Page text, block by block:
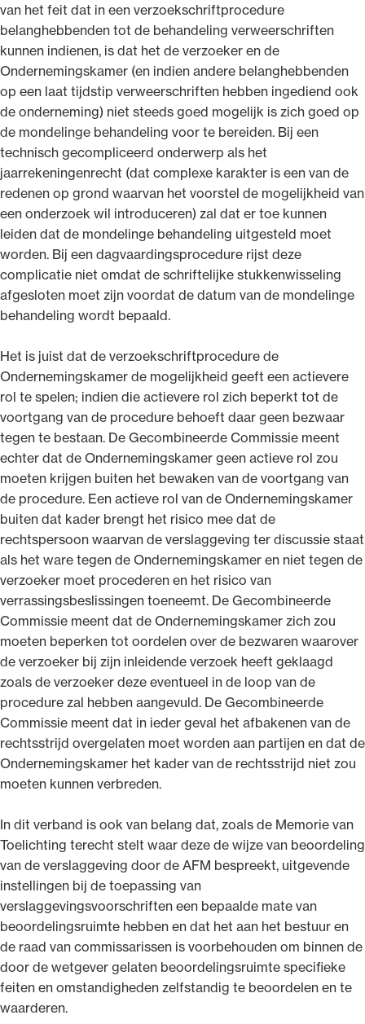
van het feit dat in een verzoekschriftprocedure
belanghebbenden tot de behandeling verweerschriften
kunnen indienen, is dat het de verzoeker en de
Ondernemingskamer (en indien andere belanghebbenden
op een laat tijdstip verweerschriften hebben ingediend ook
de onderneming) niet steeds goed mogelijk is zich goed op
de mondelinge behandeling voor te bereiden. Bij een
technisch gecompliceerd onderwerp als het
jaarrekeningenrecht (dat complexe karakter is een van de
redenen op grond waarvan het voorstel de mogelijkheid van
een onderzoek wil introduceren) zal dat er toe kunnen
leiden dat de mondelinge behandeling uitgesteld moet
worden. Bij een dagvaardingsprocedure rijst deze
complicatie niet omdat de schriftelijke stukkenwisseling
afgesloten moet zijn voordat de datum van de mondelinge
behandeling wordt bepaald.
Het is juist dat de verzoekschriftprocedure de
Ondernemingskamer de mogelijkheid geeft een actievere
rol te spelen; indien die actievere rol zich beperkt tot de
voortgang van de procedure behoeft daar geen bezwaar
tegen te bestaan. De Gecombineerde Commissie meent
echter dat de Ondernemingskamer geen actieve rol zou
moeten krijgen buiten het bewaken van de voortgang van
de procedure. Een actieve rol van de Ondernemingskamer
buiten dat kader brengt het risico mee dat de
rechtspersoon waarvan de verslaggeving ter discussie staat
als het ware tegen de Ondernemingskamer en niet tegen de
verzoeker moet procederen en het risico van
verrassingsbeslissingen toeneemt. De Gecombineerde
Commissie meent dat de Ondernemingskamer zich zou
moeten beperken tot oordelen over de bezwaren waarover
de verzoeker bij zijn inleidende verzoek heeft geklaagd
zoals de verzoeker deze eventueel in de loop van de
procedure zal hebben aangevuld. De Gecombineerde
Commissie meent dat in ieder geval het afbakenen van de
rechtsstrijd overgelaten moet worden aan partijen en dat de
Ondernemingskamer het kader van de rechtsstrijd niet zou
moeten kunnen verbreden.
In dit verband is ook van belang dat, zoals de Memorie van
Toelichting terecht stelt waar deze de wijze van beoordeling
van de verslaggeving door de AFM bespreekt, uitgevende
instellingen bij de toepassing van
verslaggevingsvoorschriften een bepaalde mate van
beoordelingsruimte hebben en dat het aan het bestuur en
de raad van commissarissen is voorbehouden om binnen de
door de wetgever gelaten beoordelingsruimte specifieke
feiten en omstandigheden zelfstandig te beoordelen en te
waarderen.